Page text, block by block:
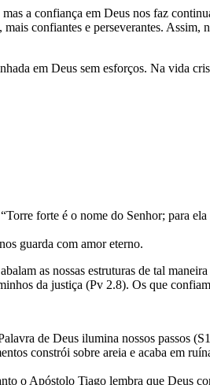
a confiança em Deus nos faz
confiantes e perseverantes. Assim,
em Deus sem esforços. Na vida
forte é o nome do Senhor; para
guarda com amor eterno.
as nossas estruturas de tal
da justiça (Pv 2.8). Os que
de Deus ilumina nossos passos
constrói sobre areia e acaba em
o Apóstolo Tiago lembra que Deus